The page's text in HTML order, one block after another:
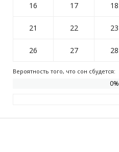
16 17 18
21 22 23
26 27 28
Вероятность того, что сон сбудется:
0%